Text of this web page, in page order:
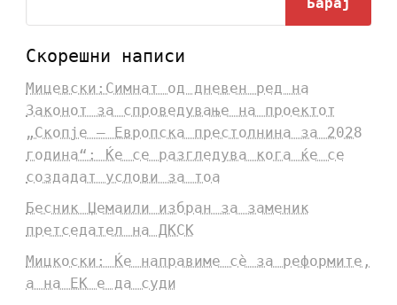
Скорешни написи
Мицевски:Симнат од дневен ред на
Законот за спроведување на проектот
„Скопје – Европска престолнина за 2028
година“: Ќе се разгледува кога ќе се
создадат услови за тоа
Бесник Џемаили избран за заменик
претседател на ДКСК
Мицкоски: Ќе направиме сè за реформите,
а на ЕК е да суди